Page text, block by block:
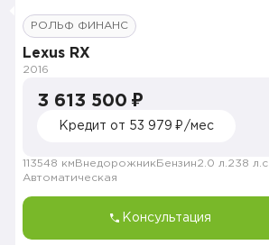
РОЛЬФ ФИНАНС
Lexus RX
2016
3 613 500 ₽
Кредит от 53 979 ₽/мес
113548 км Внедорожник Бензин2.0 л. 238 л.с.
Автоматическая
Консультация